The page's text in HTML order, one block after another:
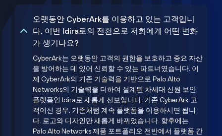
오랫동안 CyberArk를 이용하고 있는 고객입니
다. 이번 Idira로의 전환으로 저희에게 어떤 변화
가 생기나요?
CyberArk는 오랫동안 고객의 권한을 보호하고 중요 자산
을 방어하는 데 있어 신뢰할 수 있는 파트너였습니다. 이
제 CyberArk의 기존 기술력을 기반으로 Palo Alto
Networks의 기술력을 더하여 설계된 차세대 신원 보안
플랫폼인 Idira로 새롭게 선보입니다. 기존 CyberArk 고
객이신 경우, 기존처럼 계속 플랫폼을 이용하시면 됩니
다. 로고와 디자인만 새롭게 바뀌었습니다. 향후에는
Palo Alto Networks 제품 포트폴리오 전반에서 플랫폼 간